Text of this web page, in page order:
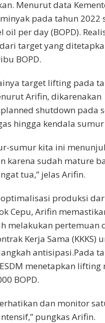
Menurut data
pada tahun 2022
oil per day (BOPD).
target yang
BOPD.
target lifting pada
Arifin, dikarenakan
shutdown pada
hingga kendala
sumur kita ini
karena sudah mature
tua,” jelas Arifin.
produksi
Cepu, Arifin
melakukan pertemuan
Kerja Sama (KKKS)
antisipasi.Pada
menetapkan lifting
BOPD.
dan monitor
pungkas Arifin.